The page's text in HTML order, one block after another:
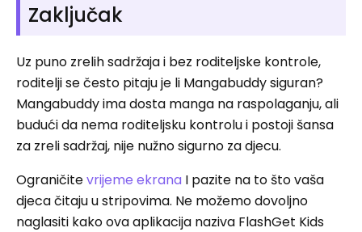
Zaključak
Uz puno zrelih sadržaja i bez roditeljske kontrole,
roditelji se često pitaju je li Mangabuddy siguran?
Mangabuddy ima dosta manga na raspolaganju, ali
budući da nema roditeljsku kontrolu i postoji šansa
za zreli sadržaj, nije nužno sigurno za djecu.
Ograničitevrijeme ekrana I pazite na to što vaša
djeca čitaju u stripovima. Ne možemo dovoljno
naglasiti kako ova aplikacija naziva FlashGet Kids